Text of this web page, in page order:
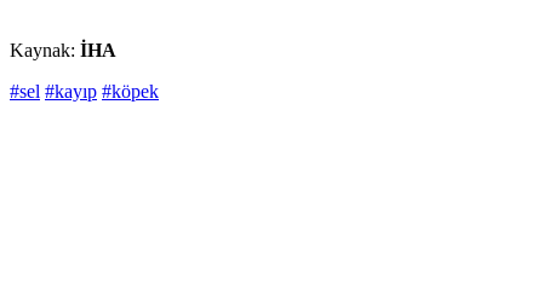
Kaynak: İHA
#sel #kayıp #köpek